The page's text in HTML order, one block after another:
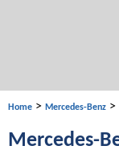
Home > Mercedes-Benz >
Mercedes-